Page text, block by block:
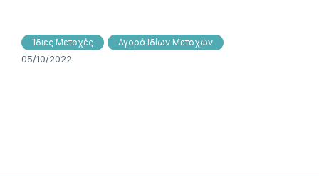
Ίδιες Μετοχές Αγορά Ιδίων Μετοχών
05/10/2022